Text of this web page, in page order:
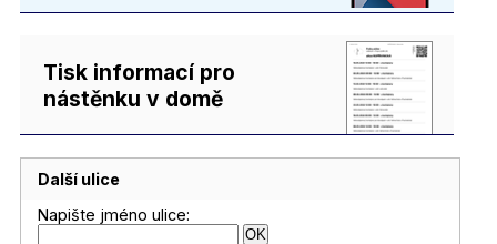
Tisk informací pro
nástěnku v domě
Další ulice
Napište jméno ulice: